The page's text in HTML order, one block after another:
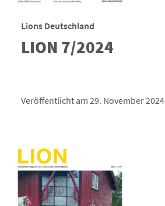
Lions Deutschland
LION 7/2024
Veröffentlicht am 29. November 2024